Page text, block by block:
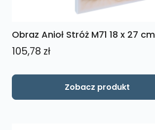
Obraz Anioł Stróż M71 18 x 27 cm
105,78 zł
Zobacz produkt